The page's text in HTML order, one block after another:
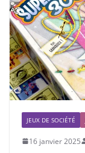
JEUX DE SOCIÉTÉ
16 janvier 2025